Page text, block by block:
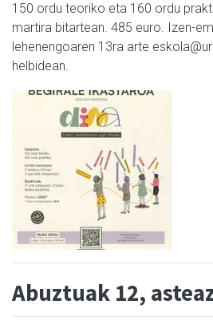
150 ordu teoriko eta 160 ordu
martira bitartean. 485 euro. Izen-
lehenengoaren 13ra arte
helbidean.
Abuztuak 12,